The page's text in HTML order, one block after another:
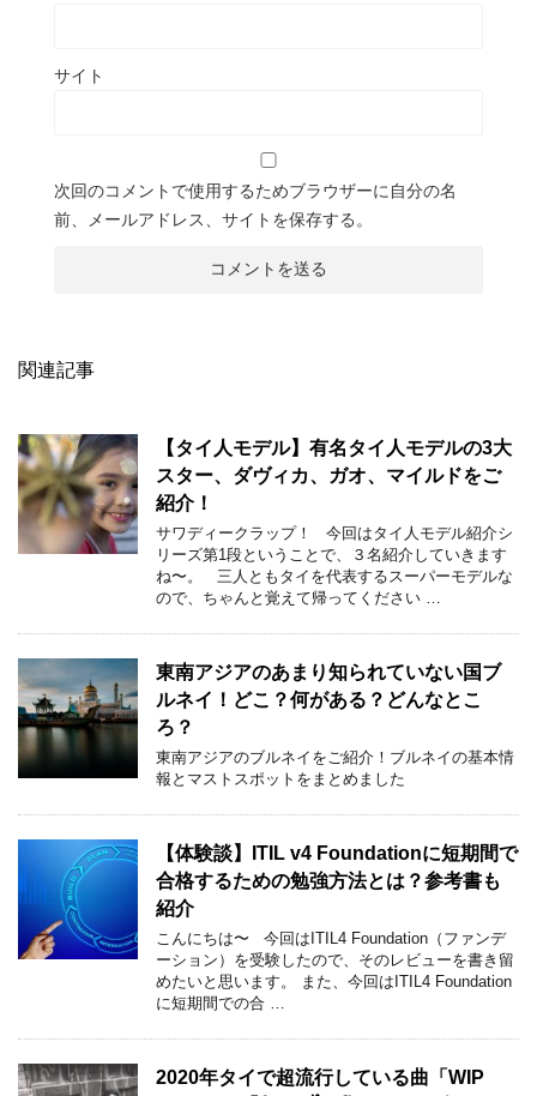
サイト
次回のコメントで使用するためブラウザーに自分の名
前、メールアドレス、サイトを保存する。
関連記事
【タイ人モデル】有名タイ人モデルの3大
スター、ダヴィカ、ガオ、マイルドをご
紹介！
サワディークラップ！ 今回はタイ人モデル紹介シ
リーズ第1段ということで、３名紹介していきます
ね〜。 三人ともタイを代表するスーパーモデルな
ので、ちゃんと覚えて帰ってください …
東南アジアのあまり知られていない国ブ
ルネイ！どこ？何がある？どんなとこ
ろ？
東南アジアのブルネイをご紹介！ブルネイの基本情
報とマストスポットをまとめました
【体験談】ITIL v4 Foundationに短期間で
合格するための勉強方法とは？参考書も
紹介
こんにちは〜 今回はITIL4 Foundation（ファンデ
ーション）を受験したので、そのレビューを書き留
めたいと思います。 また、今回はITIL4 Foundation
に短期間での合 …
2020年タイで超流行している曲「WIP